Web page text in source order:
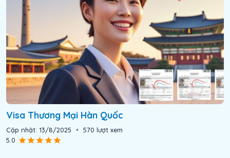
Visa Thương Mại Hàn Quốc
Cập nhật: 13/8/2025 • 570 lượt xem
5.0